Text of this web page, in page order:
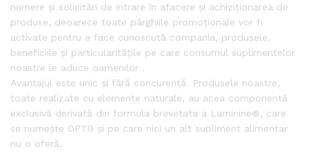
numere și solicitări de intrare în afacere și achiziționarea de
produse, deoarece toate pârghiile promoționale vor fi
activate pentru a face cunoscută compania, produsele,
beneficiile și particularitățile pe care consumul suplimentelor
noastre le aduce oamenilor .
Avantajul este unic și fără concurență. Produsele noastre,
toate realizate cu elemente naturale, au acea componentă
exclusivă derivată din formula brevetata a Laminine®, care
se numește OPT9 și pe care nici un alt supliment alimentar
nu o oferă.